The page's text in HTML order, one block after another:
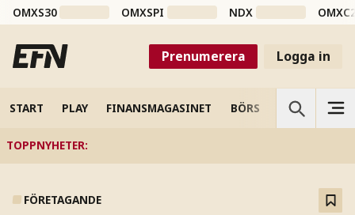
OMXS30 OMXSPI NDX
Prenumerera Logga in
START PLAY FINANSMAGASINET BÖRS VETENSKAP
TOPPNYHETER:
FÖRETAGANDE